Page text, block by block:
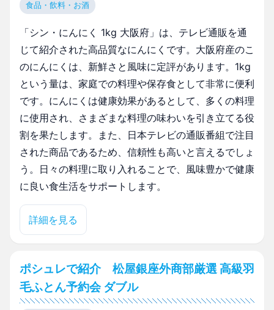
食品・飲料・お酒
「シン・にんにく 1kg 大阪府」は、テレビ通販を通
じて紹介された高品質なにんにくです。大阪府産のこ
のにんにくは、新鮮さと風味に定評があります。1kg
という量は、家庭での料理や保存食として非常に便利
です。にんにくは健康効果があるとして、多くの料理
に使用され、さまざまな料理の味わいを引き立てる役
割を果たします。また、日本テレビの通販番組で注目
された商品であるため、信頼性も高いと言えるでしょ
う。日々の料理に取り入れることで、風味豊かで健康
に良い食生活をサポートします。
詳細を見る
ポシュレで紹介 松屋銀座外商部厳選 高級羽
毛ふとん予約会 ダブル